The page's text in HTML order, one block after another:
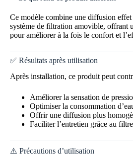
Ce modèle combine une diffusion
système de filtration amovible, offrant
pour améliorer à la fois le confort et
✅ Résultats après utilisation
Après installation, ce produit peut
Améliorer la sensation de
Optimiser la consommation
Offrir une diffusion plus
Faciliter l’entretien grâce au
⚠️ Précautions d’utilisation